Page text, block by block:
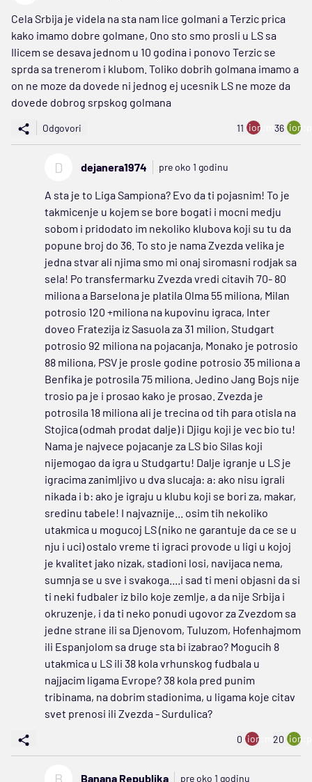
Cela Srbija je videla na sta nam lice golmani a Terzic prica
kako imamo dobre golmane, Ono sto smo prosli u LS sa
Ilicem se desava jednom u 10 godina i ponovo Terzic se
sprda sa trenerom i klubom. Toliko dobrih golmana imamo a
on ne moze da dovede ni jednog ej ucesnik LS ne moze da
dovede dobrog srpskog golmana
Odgovori 11 ion:minus
36
D dejanera1974 pre oko 1 godinu
A sta je to Liga Sampiona? Evo da ti pojasnim! To je
takmicenje u kojem se bore bogati i mocni medju
sobom i pridodato im nekoliko klubova koji su tu da
popune broj do 36. To sto je nama Zvezda velika je
jedna stvar ali njima smo mi onaj siromasni rodjak sa
sela! Po transfermarku Zvezda vredi citavih 70- 80
miliona a Barselona je platila Olma 55 miliona, Milan
potrosio 120 +miliona na kupovinu igraca, Inter
doveo Fratezija iz Sasuola za 31 milion, Studgart
potrosio 92 miliona na pojacanja, Monako je potrosio
88 miliona, PSV je prosle godine potrosio 35 miliona a
Benfika je potrosila 75 miliona. Jedino Jang Bojs nije
trosio pa je i prosao kako je prosao. Zvezda je
potrosila 18 miliona ali je trecina od tih para otisla na
Stojica (odmah prodat dalje) i Djigu koji je vec bio tu!
Nama je najvece pojacanje za LS bio Silas koji
nijemogao da igra u Studgartu! Dalje igranje u LS je
igracima zanimljivo u dva slucaja: a: ako nisu igrali
nikada i b: ako je igraju u klubu koji se bori za, makar,
sredinu tabele! I najvaznije... osim tih nekoliko
utakmica u mogucoj LS (niko ne garantuje da ce se u
nju i uci) ostalo vreme ti igraci provode u ligi u kojoj
je kvalitet jako nizak, stadioni losi, navijaca nema,
sumnja se u sve i svakoga....i sad ti meni objasni da si
ti neki fudbaler iz bilo koje zemlje, a da nije Srbija i
okruzenje, i da ti neko ponudi ugovor za Zvezdom sa
jedne strane ili sa Djenovom, Tuluzom, Hofenhajmom
ili Espanjolom sa druge sta bi izabrao? Mogucih 8
utakmica u LS ili 38 kola vrhunskog fudbala u
najjacim ligama Evrope? 38 kola pred punim
tribinama, na dobrim stadionima, u ligama koje citav
svet prenosi ili Zvezda - Surdulica?
0 ion:minus
20
B Banana Republika pre oko 1 godinu